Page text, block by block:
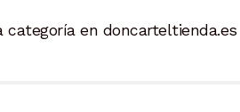
en doncarteltienda.es